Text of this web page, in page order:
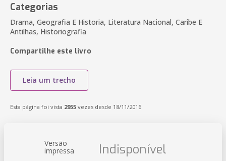
Categorias
Drama, Geografia E Historia, Literatura Nacional, Caribe E
Antilhas, Historiografia
Compartilhe este livro
Leia um trecho
Esta página foi vista 2955 vezes desde 18/11/2016
Versão
impressa Indisponível